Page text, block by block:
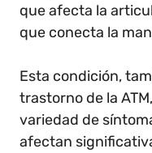
que afecta la
que conecta la
Esta condición,
trastorno de la
variedad de
afectan